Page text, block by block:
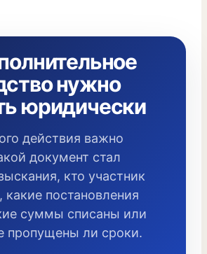
нужно
юридически
действия важно
документ стал
кто участник
какие постановления
суммы списаны или
пропущены ли сроки.